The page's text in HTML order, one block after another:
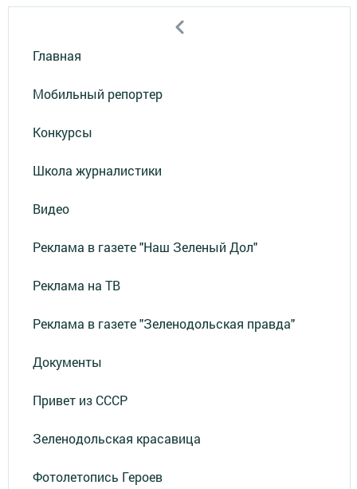
Главная
Мобильный репортер
Конкурсы
Школа журналистики
Видео
Реклама в газете "Наш Зеленый Дол"
Реклама на ТВ
Реклама в газете "Зеленодольская правда"
Документы
Привет из СССР
Зеленодольская красавица
Фотолетопись Героев